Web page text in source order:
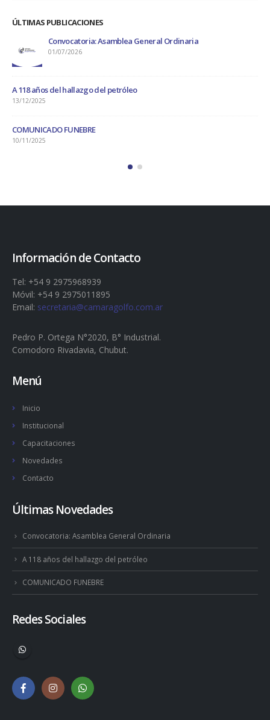
ÚLTIMAS PUBLICACIONES
Convocatoria: Asamblea General Ordinaria
01/07/2026
A 118 años del hallazgo del petróleo
13/12/2025
COMUNICADO FUNEBRE
10/11/2025
Información de Contacto
Tel: +54 9 2975968939
Móvil: +54 9 2975011895
Email: secretaria@camaragolfo.com.ar
Pedro P. Ortega N°2020, B° Industrial.
Comodoro Rivadavia, Chubut.
Menú
Inicio
Institucional
Capacitaciones
Novedades
Contacto
Últimas Novedades
Convocatoria: Asamblea General Ordinaria
A 118 años del hallazgo del petróleo
COMUNICADO FUNEBRE
Redes Sociales